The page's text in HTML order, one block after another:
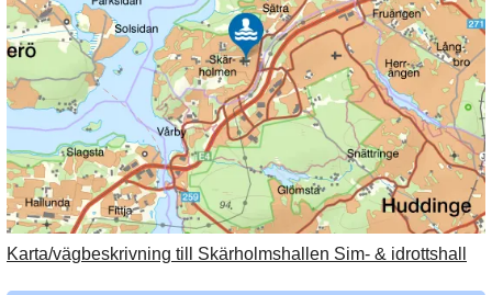
Karta/vägbeskrivning till Skärholmshallen Sim- & idrottshall